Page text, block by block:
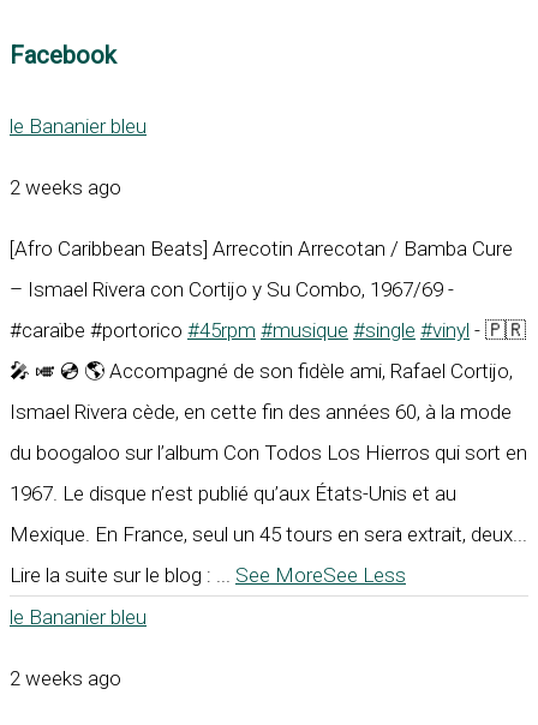
Facebook
le Bananier bleu
2 weeks ago
[Afro Caribbean Beats] Arrecotin Arrecotan / Bamba Cure
– Ismael Rivera con Cortijo y Su Combo, 1967/69 -
#caraïbe #portorico #45rpm #musique #single #vinyl - 🇵🇷
🎤 🎺 💿 🌎 Accompagné de son fidèle ami, Rafael Cortijo,
Ismael Rivera cède, en cette fin des années 60, à la mode
du boogaloo sur l’album Con Todos Los Hierros qui sort en
1967. Le disque n’est publié qu’aux États-Unis et au
Mexique. En France, seul un 45 tours en sera extrait, deux...
Lire la suite sur le blog :
See MoreSee Less
le Bananier bleu
2 weeks ago